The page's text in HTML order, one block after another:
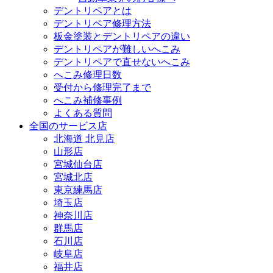
デントリペアとは
デントリペア修理方法
板金塗装とデントリペアの違い
デントリペアが難しいへこみ
デントリペアで直せないへこみ
へこみ修理日数
受付から修理完了まで
へこみ補修事例
よくある質問
全国のサービス店
北海道 北見店
山形店
宮城仙台店
宮城北店
東京練馬店
埼玉店
神奈川店
群馬店
石川店
岐阜店
福井店